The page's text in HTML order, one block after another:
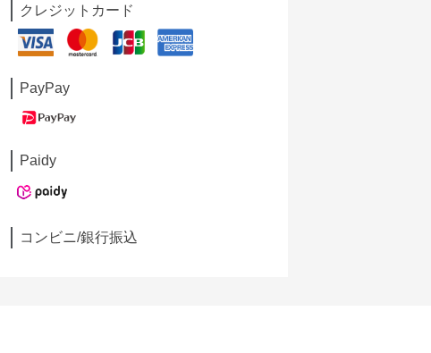
クレジットカード
PayPay
Paidy
コンビニ/銀行振込